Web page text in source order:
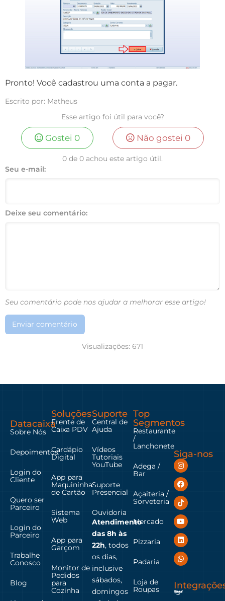
Pronto! Você cadastrou uma conta a pagar.
Escrito por: Matheus
Esse artigo foi útil para você?
Gostei 0 Não gostei 0
0 de 0 achou este artigo útil.
Seu e-mail:
Deixe seu comentário:
Seu comentário pode nos ajudar a melhorar esse artigo!
Enviar comentário
Visualizações: 671
Datacaixa
Sobre Nós
Depoimentos
Login do
Cliente
Quero ser
Parceiro
Login do
Parceiro
Trabalhe
Conosco
Blog
Soluções
Frente de
Caixa PDV
Cardápio
Digital
App para
Maquininha
de Cartão
Sistema
Web
App para
Garçom
Monitor de
Pedidos
para
Cozinha
Suporte
Central de
Ajuda
Vídeos
Tutoriais
YouTube
Suporte
Presencial
Ouvidoria
Atendimento
das 8h às
22h, todos
os dias,
inclusive
sábados,
domingos
Top
Segmentos
Restaurante
/
Lanchonete
Adega /
Bar
Açaiteria /
Sorveteria
Mercado
Pizzaria
Padaria
Loja de
Roupas
Siga-nos